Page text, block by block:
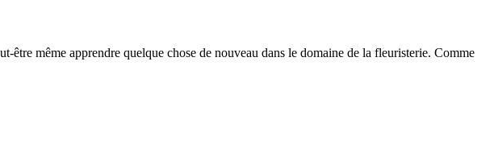
même apprendre quelque chose de nouveau dans le domaine de la fleuristerie. Comme